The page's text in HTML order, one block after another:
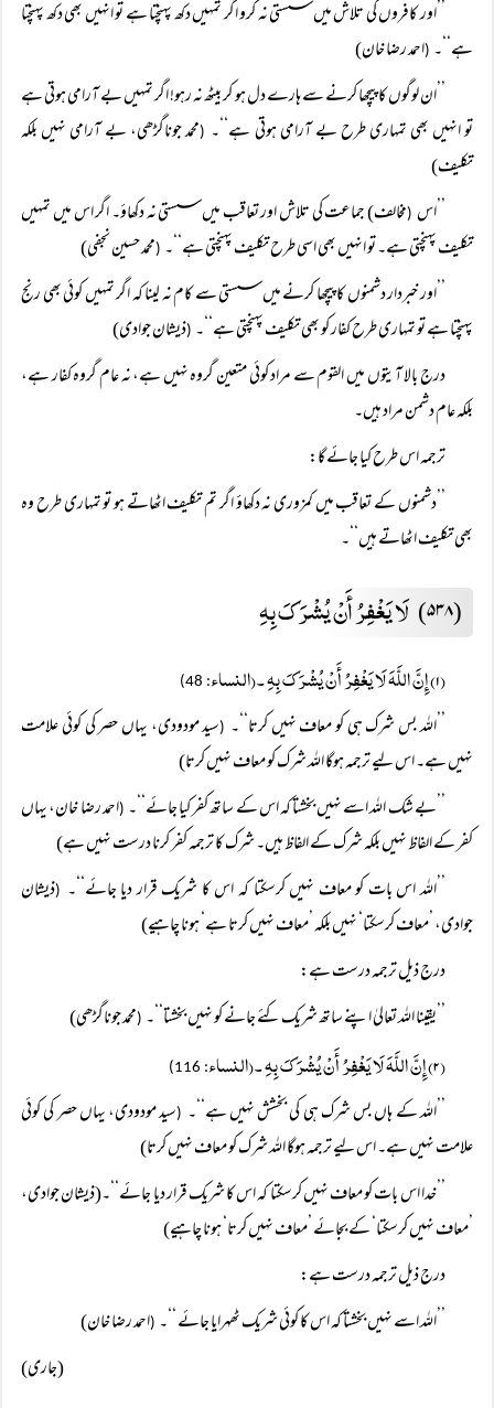
’’اور کافروں کی تلاش میں سستی نہ کرو اگر تمہیں دکھ پہنچتا ہے تو انہیں بھی دکھ پہنچتا
ہے‘‘۔ (احمد رضا خان)
’’ان لوگوں کا پیچھا کرنے سے ہارے دل ہو کر بیٹھ نہ رہو! اگر تمہیں بے آرامی ہوتی ہے
تو انہیں بھی تمہاری طرح بے آرامی ہوتی ہے‘‘۔ (محمد جوناگڑھی، بے آرامی نہیں بلکہ
تکلیف)
’’اس (مخالف) جماعت کی تلاش اور تعاقب میں سستی نہ دکھاؤ۔ اگر اس میں تمہیں
تکلیف پہنچتی ہے۔ تو انہیں بھی اسی طرح تکلیف پہنچتی ہے‘‘۔ (محمد حسین نجفی)
’’اور خبردار دشمنوں کا پیچھا کرنے میں سستی سے کام نہ لینا کہ اگر تمہیں کوئی بھی رنج
پہنچتا ہے تو تمہاری طرح کفار کو بھی تکلیف پہنچتی ہے‘‘۔ (ذیشان جوادی)
درج بالا آیتوں میں القوم سے مراد کوئی متعین گروہ نہیں ہے، نہ عام گروہ کفار ہے،
بلکہ عام دشمن مراد ہیں۔
ترجمہ اس طرح کیا جائے گا:
’’دشمنوں کے تعاقب میں کمزوری نہ دکھاؤ اگر تم تکلیف اٹھاتے ہو تو تمہاری طرح وہ
بھی تکلیف اٹھاتے ہیں‘‘۔
(۵۳۸) لَا یَغْفِرُ أَنْ یُشْرَکَ بِہِ
(۱) إِنَّ اللَّہَ لَا یَغْفِرُ أَنْ یُشْرَکَ بِہِ ۔(النساء : 48)
’’اللہ بس شرک ہی کو معاف نہیں کرتا‘‘۔ (سید مودودی، یہاں حصر کی کوئی علامت
نہیں ہے۔ اس لیے ترجمہ ہوگا اللہ شرک کو معاف نہیں کرتا)
’’بے شک اللہ اسے نہیں بخشتا کہ اس کے ساتھ کفر کیا جائے‘‘۔ (احمد رضا خان، یہاں
کفر کے الفاظ نہیں بلکہ شرک کے الفاظ ہیں۔ شرک کا ترجمہ کفر کرنا درست نہیں ہے)
’’اللہ اس بات کو معاف نہیں کرسکتا کہ اس کا شریک قرار دیا جائے‘‘۔ (ذیشان
جوادی، ’معاف کرسکتا‘ نہیں بلکہ ’معاف نہیں کرتا ہے‘ ہونا چاہیے)
درج ذیل ترجمہ درست ہے:
’’یقینا اللہ تعالیٰ اپنے ساتھ شریک کئے جانے کو نہیں بخشتا‘‘۔ (محمد جوناگڑھی)
(۲) إِنَّ اللَّہَ لَا یَغْفِرُ أَنْ یُشْرَکَ بِہِ ۔(النساء : 116)
’’اللہ کے ہاں بس شرک ہی کی بخشش نہیں ہے‘‘۔ (سید مودودی، یہاں حصر کی کوئی
علامت نہیں ہے۔ اس لیے ترجمہ ہوگا اللہ شرک کو معاف نہیں کرتا)
’’خدا اس بات کو معاف نہیں کرسکتا کہ اس کا شریک قرار دیا جائے‘‘۔(ذیشان جوادی،
’معاف نہیں کرسکتا‘ کے بجائے ’معاف نہیں کرتا‘ ہونا چاہیے)
درج ذیل ترجمہ درست ہے:
’’اللہ اسے نہیں بخشتا کہ اس کا کوئی شریک ٹھہرایا جائے ‘‘۔ (احمد رضا خان)
(جاری)